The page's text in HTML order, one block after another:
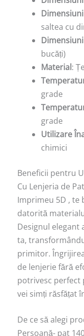
saltea cu
bucăți)
Material:
grade
grade
Utilizare
chimici
Beneficii pentru
Cu Lenjeria de
Imprimeu 5D ,
datorită
Designul elegant
ta,
primitor.
de lenjerie fără
potrivesc perfect
vei simți răsfățat
De ce să alegi
Persoană- pat